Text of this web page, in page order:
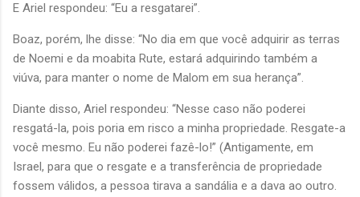
E Ariel respondeu: “Eu a resgatarei”.
Boaz, porém, lhe disse: “No dia em que você adquirir as terras
de Noemi e da moabita Rute, estará adquirindo também a
viúva, para manter o nome de Malom em sua herança”.
Diante disso, Ariel respondeu: “Nesse caso não poderei
resgatá-la, pois poria em risco a minha propriedade. Resgate-a
você mesmo. Eu não poderei fazê-lo!” (Antigamente, em
Israel, para que o resgate e a transferência de propriedade
fossem válidos, a pessoa tirava a sandália e a dava ao outro.